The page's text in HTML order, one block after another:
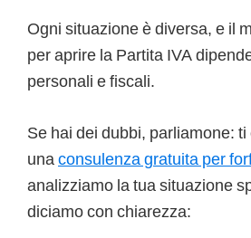
Ogni situazione è diversa, e il
per aprire la Partita IVA
personali e fiscali.
Se hai dei dubbi, parliamone:
una consulenza gratuita per
analizziamo la tua situazione
diciamo con chiarezza: